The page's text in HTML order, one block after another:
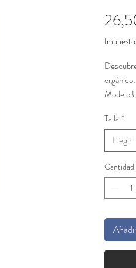
Modelo
nuestro
Dibujo
nuestra
Talla *
Elegir
Cantidad